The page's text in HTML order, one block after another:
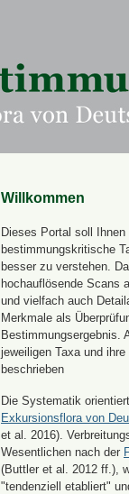
Willkommen
Dieses Portal soll Ihnen
bestimmungskritische
besser zu verstehen.
hochauflösende Scans
und vielfach auch
Merkmale als
Bestimmungsergebnis.
jeweiligen Taxa und
beschrieben
Die Systematik
Exkursionsflora von
et al. 2016).
Wesentlichen nach der
(Buttler et al. 2012 ff.),
"tendenziell etabliert"